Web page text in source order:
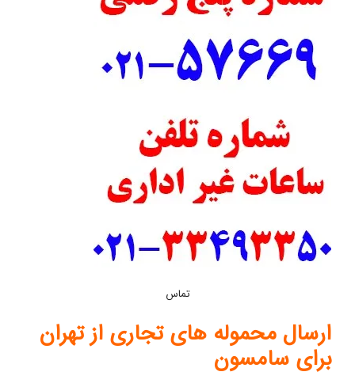
تماس
ارسال محموله های تجاری از تهران
برای سامسون